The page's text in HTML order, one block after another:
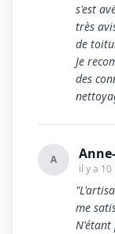
s'est
très
de
Je
des
A
il y a 10
me
N'étant